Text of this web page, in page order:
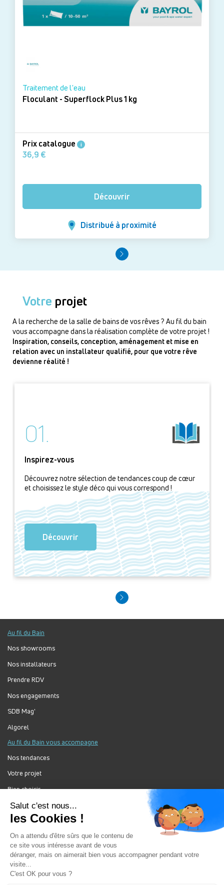
Traitement de l'eau
Floculant - Superflock Plus 1 kg
Prix catalogue i
36,9 €
Découvrir
Distribué à proximité
Votre projet
A la recherche de la salle de bains de vos rêves ? Au fil du bain
vous accompagne dans la réalisation complète de votre projet !
Inspiration, conseils, conception, aménagement et mise en
relation avec un installateur qualifié, pour que votre rêve
devienne réalité !
01.
Inspirez-vous
Découvrez notre sélection de tendances coup de cœur
et choisissez le style déco qui vous correspond !
Découvrir
Au fil du Bain
Nos showrooms
Nos installateurs
Prendre RDV
Nos engagements
SDB Mag'
Algorel
Au fil du Bain vous accompagne
Nos tendances
Votre projet
Bien choisir
Forum Au Fil du Bain
Nos produits